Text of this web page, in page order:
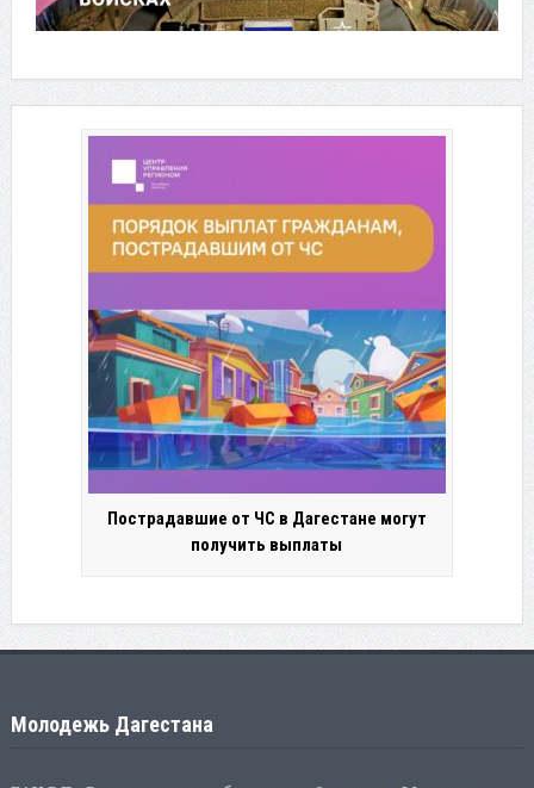
Пострадавшие от ЧС в Дагестане могут
получить выплаты
Молодежь Дагестана